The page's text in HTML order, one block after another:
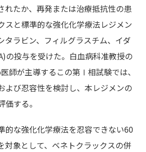
れたか、再発または治療抵抗性の患
スと標準的な強化化学療法レジメン
タラビン、フィルグラスチム、イダ
の投与を受けた。白血病科准教授の
師が主導するこの第Ⅰ相試験では、
よび忍容性を検討し、本レジメンの
する。
的な強化化学療法を忍容できない60
対象として、ベネトクラックスの併